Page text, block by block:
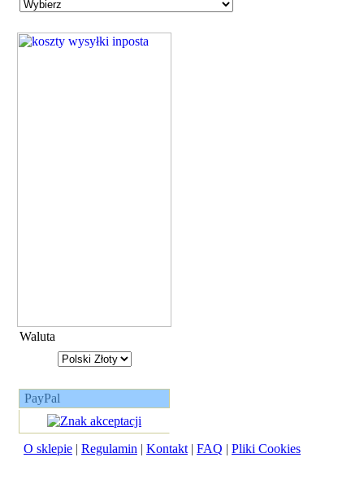
Waluta
PayPal
O sklepie | Regulamin | Kontakt | FAQ | Pliki Cookies